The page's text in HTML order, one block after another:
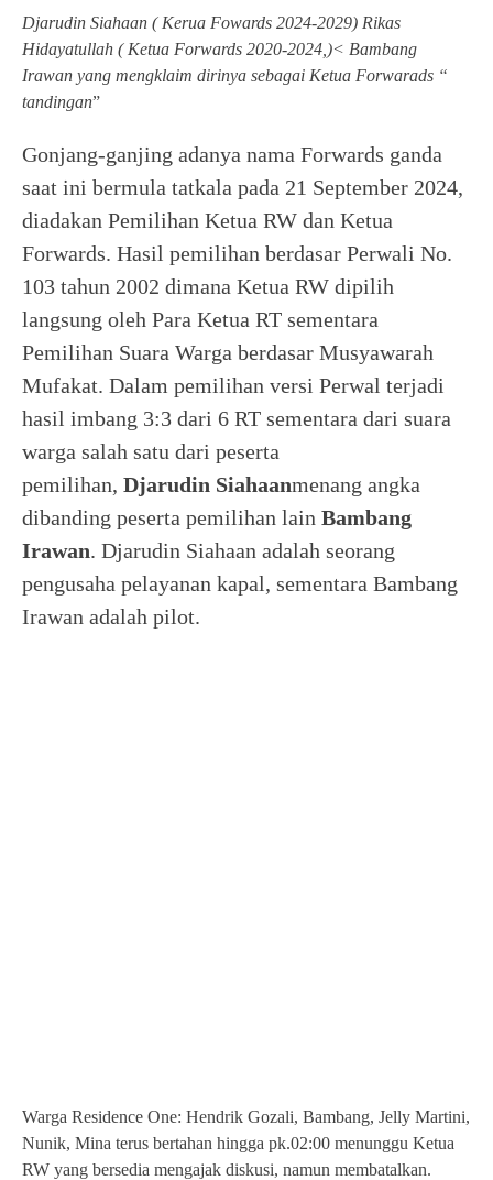
Djarudin Siahaan ( Kerua Fowards 2024-2029) Rikas
Hidayatullah ( Ketua Forwards 2020-2024,)< Bambang
Irawan yang mengklaim dirinya sebagai Ketua Forwarads “
tandingan”
Gonjang-ganjing adanya nama Forwards ganda
saat ini bermula tatkala pada 21 September 2024,
diadakan Pemilihan Ketua RW dan Ketua
Forwards. Hasil pemilihan berdasar Perwali No.
103 tahun 2002 dimana Ketua RW dipilih
langsung oleh Para Ketua RT sementara
Pemilihan Suara Warga berdasar Musyawarah
Mufakat. Dalam pemilihan versi Perwal terjadi
hasil imbang 3:3 dari 6 RT sementara dari suara
warga salah satu dari peserta
pemilihan, Djarudin Siahaanmenang angka
dibanding peserta pemilihan lain Bambang
Irawan. Djarudin Siahaan adalah seorang
pengusaha pelayanan kapal, sementara Bambang
Irawan adalah pilot.
Warga Residence One: Hendrik Gozali, Bambang, Jelly Martini,
Nunik, Mina terus bertahan hingga pk.02:00 menunggu Ketua
RW yang bersedia mengajak diskusi, namun membatalkan.